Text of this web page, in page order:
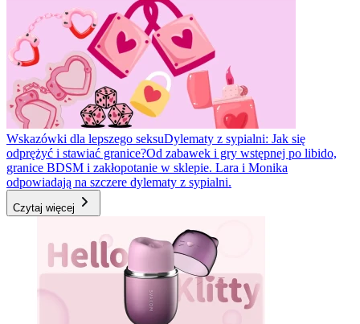
Wskazówki dla lepszego seksuDylematy z sypialni: Jak się
odprężyć i stawiać granice?Od zabawek i gry wstępnej po libido,
granice BDSM i zakłopotanie w sklepie. Lara i Monika
odpowiadają na szczere dylematy z sypialni.
Czytaj więcej